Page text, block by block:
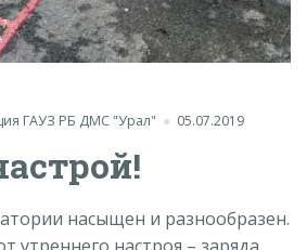
ГАУЗ РБ ДМС "Урал" 05.07.2019
насыщен и разнообразен.